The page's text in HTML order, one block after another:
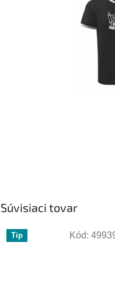
Súvisiaci tovar
Tip Kód: